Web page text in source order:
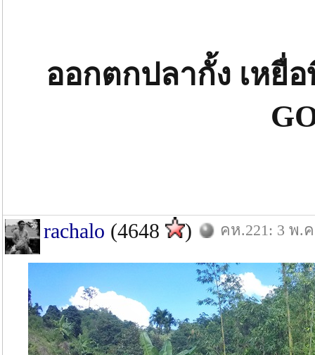
ออกตกปลากั้ง เหยื่
rachalo (4648 ) คห.221: 3 พ.